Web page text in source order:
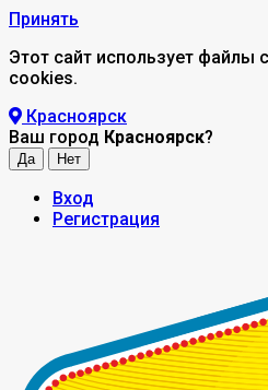
Принять
Этот сайт использует файлы
cookies.
Красноярск
Ваш город Красноярск?
Вход
Регистрация